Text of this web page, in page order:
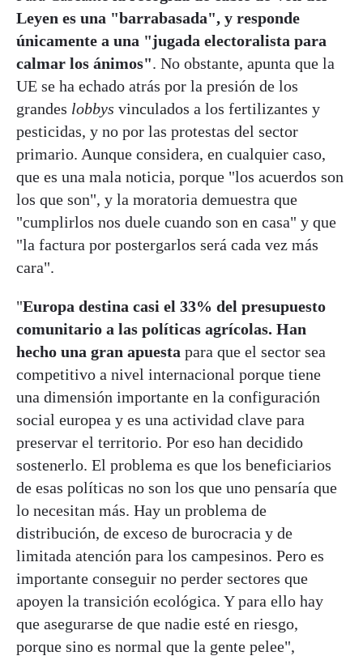
Leyen es una "barrabasada", y responde
únicamente a una "jugada electoralista para
calmar los ánimos". No obstante, apunta que la
UE se ha echado atrás por la presión de los
grandes lobbys vinculados a los fertilizantes y
pesticidas, y no por las protestas del sector
primario. Aunque considera, en cualquier caso,
que es una mala noticia, porque "los acuerdos son
los que son", y la moratoria demuestra que
"cumplirlos nos duele cuando son en casa" y que
"la factura por postergarlos será cada vez más
cara".
"Europa destina casi el 33% del presupuesto
comunitario a las políticas agrícolas. Han
hecho una gran apuesta para que el sector sea
competitivo a nivel internacional porque tiene
una dimensión importante en la configuración
social europea y es una actividad clave para
preservar el territorio. Por eso han decidido
sostenerlo. El problema es que los beneficiarios
de esas políticas no son los que uno pensaría que
lo necesitan más. Hay un problema de
distribución, de exceso de burocracia y de
limitada atención para los campesinos. Pero es
importante conseguir no perder sectores que
apoyen la transición ecológica. Y para ello hay
que asegurarse de que nadie esté en riesgo,
porque sino es normal que la gente pelee",